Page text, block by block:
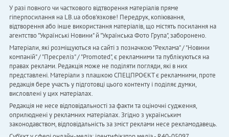
У разі повного чи часткового відтворення матеріалів пряме
гіперпосилання на LB.ua обов'язкове! Передрук, копіювання,
відтворення або інше використання матеріалів, що містять посилання на
агентство "Українськi Новини" й "Українська Фото Група", заборонено.
Матеріали, які розміщуються на сайті з позначкою "Реклама" / "Новини
компаній" / "Пресреліз" / "Promoted", є рекламними та публікуються на
правах реклами. Редакція може не поділяти погляди, які в них
представлені. Матеріали з плашкою СПЕЦПРОЄКТ є рекламними, проте
редакція бере участь у підготовці цього контенту і поділяє думки,
висловлені у цих матеріалах.
Редакція не несе відповідальності за факти та оціночні судження,
оприлюднені у рекламних матеріалах. Згідно з українським
законодавством, відповідальність за зміст реклами несе рекламодавець.